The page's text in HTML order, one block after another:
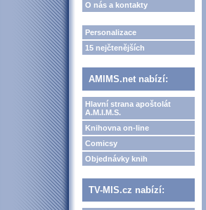
O nás a kontakty
Personalizace
15 nejčtenějších
AMIMS.net nabízí:
Hlavní strana apoštolát
A.M.I.M.S.
Knihovna on-line
Comicsy
Objednávky knih
TV-MIS.cz nabízí: